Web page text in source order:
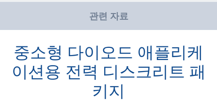
관련 자료
중소형 다이오드 애플리케
이션용 전력 디스크리트 패
키지